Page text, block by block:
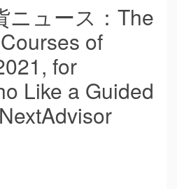
ニュース：The
of
for
Like a Guided